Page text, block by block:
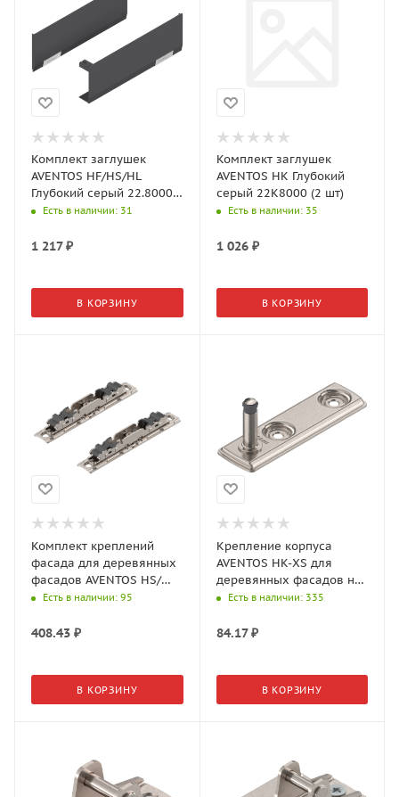
Комплект заглушек
AVENTOS HF/HS/HL
Глубокий серый 22.8000
(2 шт)
Есть в наличии: 31
1 217₽
В КОРЗИНУ
Комплект заглушек
AVENTOS HK Глубокий
серый 22K8000 (2 шт)
Есть в наличии: 35
1 026₽
В КОРЗИНУ
Комплект креплений
фасада для деревянных
фасадов AVENTOS HS/
HL/ HK 20S4200 (2шт)
Есть в наличии: 95
408.43 ₽
В КОРЗИНУ
Крепление корпуса
AVENTOS HK-XS для
деревянных фасадов на
саморезы 20K5101
Есть в наличии: 335
84.17₽
В КОРЗИНУ